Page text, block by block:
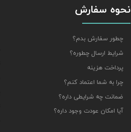
نحوه سفارش
چطور سفارش بدم؟
شرایط ارسال چطوره؟
پرداخت هزینه
چرا به شما اعتماد کنم؟
ضمانت چه شرایطی داره؟
آیا امکان عودت وجود داره؟